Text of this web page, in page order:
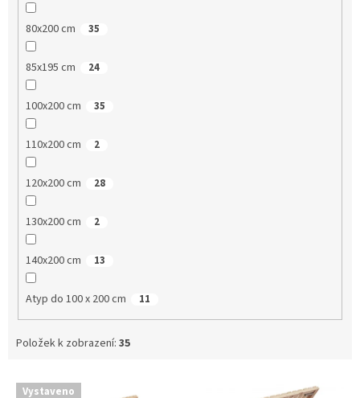
80x200 cm 35
85x195 cm 24
100x200 cm 35
110x200 cm 2
120x200 cm 28
130x200 cm 2
140x200 cm 13
Atyp do 100 x 200 cm 11
Položek k zobrazení: 35
V Vystaveno